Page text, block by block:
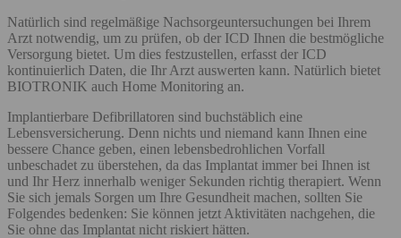
Natürlich sind regelmäßige Nachsorgeuntersuchungen bei Ihrem
Arzt notwendig, um zu prüfen, ob der ICD Ihnen die bestmögliche
Versorgung bietet. Um dies festzustellen, erfasst der ICD
kontinuierlich Daten, die Ihr Arzt auswerten kann. Natürlich bietet
BIOTRONIK auch Home Monitoring an.
Implantierbare Defibrillatoren sind buchstäblich eine
Lebensversicherung. Denn nichts und niemand kann Ihnen eine
bessere Chance geben, einen lebensbedrohlichen Vorfall
unbeschadet zu überstehen, da das Implantat immer bei Ihnen ist
und Ihr Herz innerhalb weniger Sekunden richtig therapiert. Wenn
Sie sich jemals Sorgen um Ihre Gesundheit machen, sollten Sie
Folgendes bedenken: Sie können jetzt Aktivitäten nachgehen, die
Sie ohne das Implantat nicht riskiert hätten.